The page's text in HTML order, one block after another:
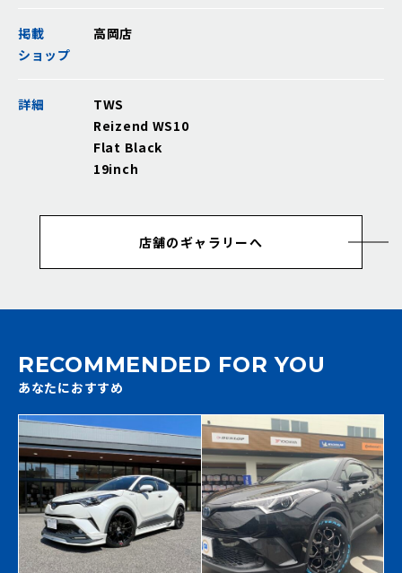
掲載
ショップ
高岡店
詳細
TWS
Reizend WS10
Flat Black
19inch
店舗のギャラリーへ
RECOMMENDED FOR YOU
あなたにおすすめ